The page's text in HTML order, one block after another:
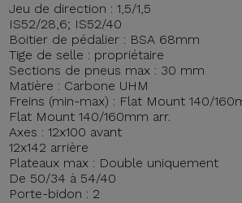
Jeu de direction : 1,5/1,5
IS52/28,6; IS52/40
Boitier de pédalier : BSA 68mm
Tige de selle : propriétaire
Sections de pneus max : 30 mm
Matière : Carbone UHM
Freins (min-max) : Flat Mount 140/
Flat Mount 140/160mm arr.
Axes : 12x100 avant
12x142 arrière
Plateaux max : Double uniquement
De 50/34 à 54/40
Porte-bidon : 2